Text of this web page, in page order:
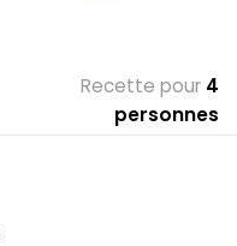
Recette pour 4
personnes